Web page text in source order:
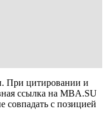
При цитировании и
ссылка на MBA.SU
совпадать с позицией